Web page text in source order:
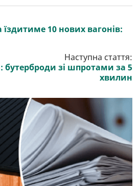
10 нових вагонів:
Наступна стаття:
бутерброди зі шпротами за 5
хвилин